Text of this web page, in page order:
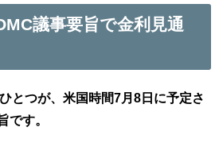
議事要旨で金利見通
とつが、米国時間7月8日に予定さ
です。